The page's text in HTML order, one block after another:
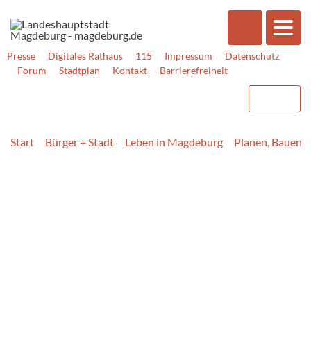
Presse Digitales Rathaus 115 Impressum
Datenschutz
Forum
Stadtplan Kontakt Barrierefreiheit
Start Bürger + Stadt Leben in Magdeburg Planen, Bauen,